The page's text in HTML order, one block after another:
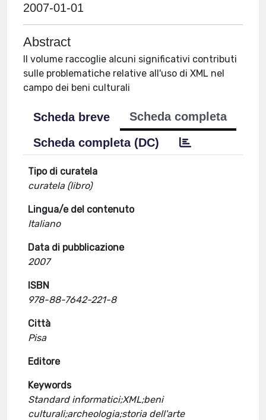
2007-01-01
Abstract
Il volume raccoglie alcuni significativi contributi
sulle problematiche relative all'uso di XML nel
campo dei beni culturali
Scheda breve
Scheda completa
Scheda completa (DC)
Tipo di curatela
curatela (libro)
Lingua/e del contenuto
Italiano
Data di pubblicazione
2007
ISBN
978-88-7642-221-8
Città
Pisa
Editore
Keywords
Standard informatici;XML;beni
culturali;archeologia;storia dell'arte